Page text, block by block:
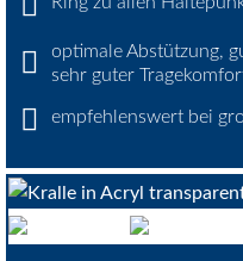
optimale Abstützung,
sehr guter
empfehlenswert bei